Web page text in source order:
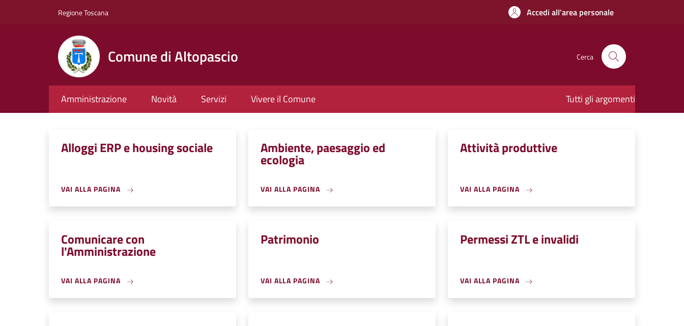
Regione Toscana Accedi all'area personale
Comune di Altopascio Cerca
Amministrazione Novità Servizi Vivere il Comune Tutti gli argomenti
Alloggi ERP e housing sociale
VAI ALLA PAGINA
Ambiente, paesaggio ed
ecologia
VAI ALLA PAGINA
Attività produttive
VAI ALLA PAGINA
Comunicare con
l'Amministrazione
VAI ALLA PAGINA
Patrimonio
VAI ALLA PAGINA
Permessi ZTL e invalidi
VAI ALLA PAGINA